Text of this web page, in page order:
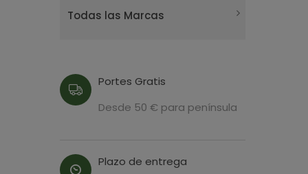
Todas las Marcas
Portes Gratis
Desde 50 € para península
Plazo de entrega